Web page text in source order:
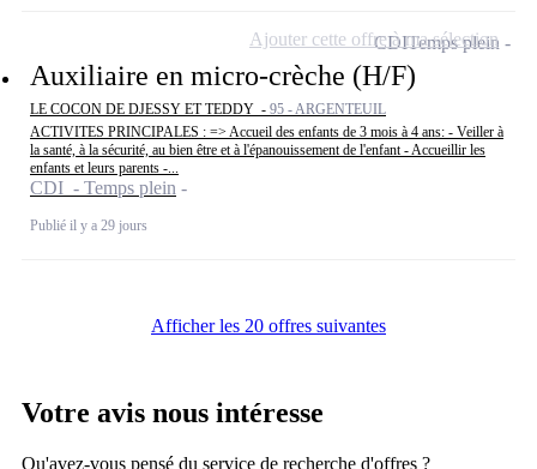
Auxiliaire en micro-crèche (H/F)
LE COCON DE DJESSY ET TEDDY - 95 - ARGENTEUIL
ACTIVITES PRINCIPALES : => Accueil des enfants de 3 mois à 4 ans: - Veiller à
la santé, à la sécurité, au bien être et à l'épanouissement de l'enfant - Accueillir les
enfants et leurs parents -...
CDI - Temps plein
Publié il y a 29 jours
CDITemps plein
Ajouter cette offre à ma sélection
Afficher les 20 offres suivantes
Votre avis nous intéresse
Qu'avez-vous pensé du service de recherche d'offres ?